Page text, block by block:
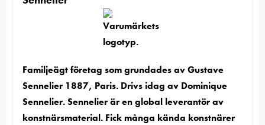
Familjeägt företag som grundades av Gustave
Sennelier 1887, Paris. Drivs idag av Dominique
Sennelier. Sennelier är en global leverantör av
konstnärsmaterial. Fick många kända konstnärer